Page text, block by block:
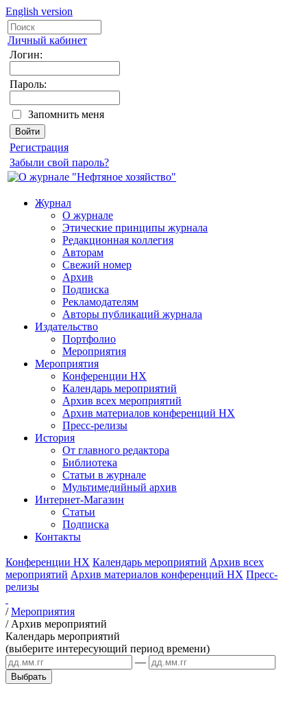
English version
Личный кабинет
Логин:
Пароль:
Запомнить меня
Регистрация
Забыли свой пароль?
Журнал
О журнале
Этические принципы журнала
Редакционная коллегия
Авторам
Свежий номер
Архив
Подписка
Рекламодателям
Авторы публикаций журнала
Издательство
Портфолио
Мероприятия
Мероприятия
Конференции НХ
Календарь мероприятий
Архив всех мероприятий
Архив материалов конференций НХ
Пресс-релизы
История
От главного редактора
Библиотека
Статьи в журнале
Мультимедийный архив
Интернет-Магазин
Статьи
Подписка
Контакты
Конференции НХ Календарь мероприятий Архив всех
мероприятий Архив материалов конференций НХ Пресс-
релизы
/Мероприятия
/ Архив мероприятий
Календарь мероприятий
(выберите интересующий период времени)
—